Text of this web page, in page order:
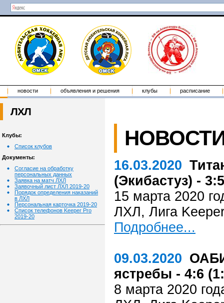
новости объявления и решения клубы расписание
ЛХЛ
Клубы:
Список клубов
Документы:
Согласие на обработку
персональных данных
Заявка на матч ЛХЛ
Заявочный лист ЛХЛ 2019-20
Порядок определения наказаний
в ЛХЛ
Персональная карточка 2019-20
Список телефонов Keeper Pro
2019-20
16.03.2020
(Экибастуз) -
15 марта 2020
ЛХЛ, Лига
Подробнее...
09.03.2020
ястребы - 4:6
8 марта 2020